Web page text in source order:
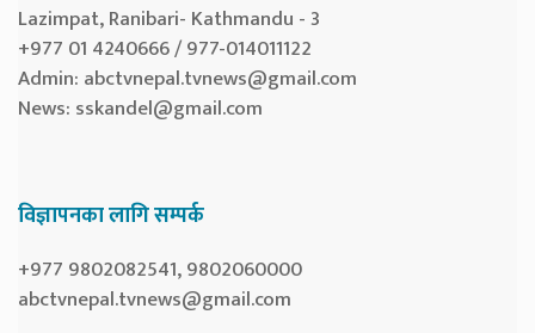
Lazimpat, Ranibari- Kathmandu - 3
+977 01 4240666 / 977-014011122
Admin: abctvnepal.tvnews@gmail.com
News: sskandel@gmail.com
विज्ञापनका लागि सम्पर्क
+977 9802082541, 9802060000
abctvnepal.tvnews@gmail.com